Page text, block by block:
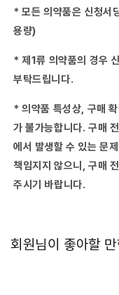
엑
스
과
립
H
16
수
량
줄
임
엑
립
H
수
량
늘
* 모든 의약품은 신청서
용량)
* 제1류 의약품의 경우
부탁드립니다.
* 의약품 특성상, 구매
가 불가능합니다. 구매
에서 발생할 수 있는 문
책임지지 않으니, 구매
주시기 바랍니다.
회원님이 좋아할